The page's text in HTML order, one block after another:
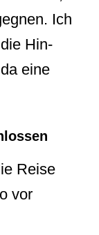
Ich
Hin-
eine
Reise
vor